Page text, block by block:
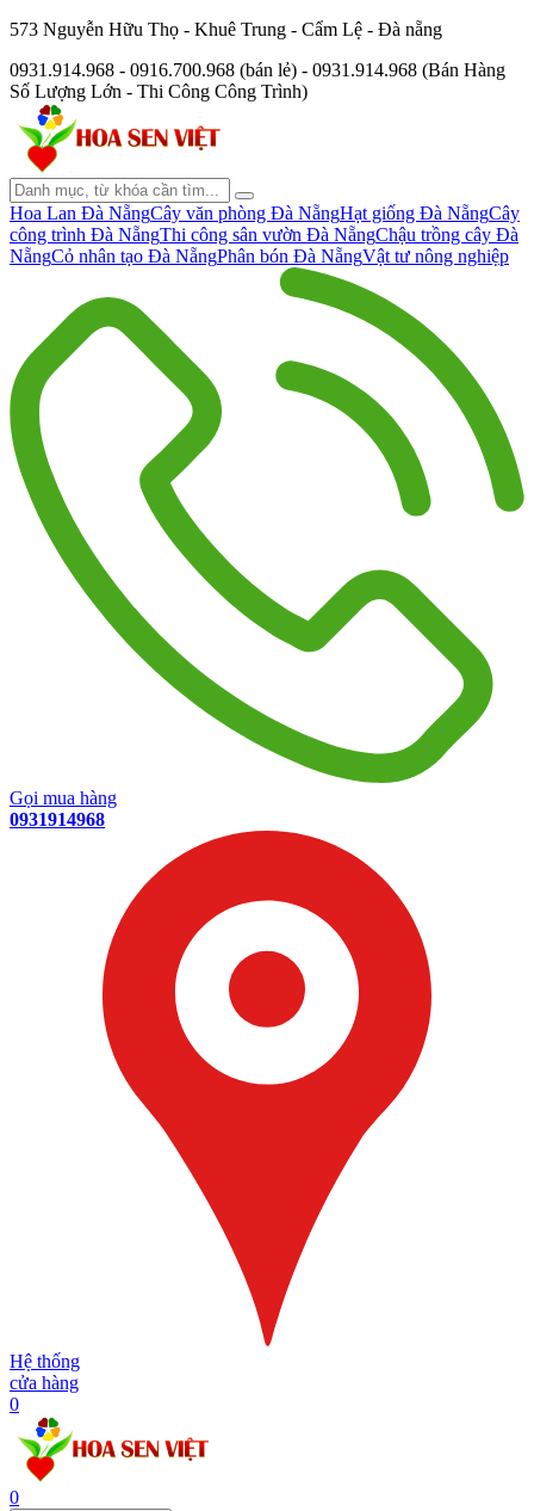
573 Nguyễn Hữu Thọ - Khuê Trung - Cẩm Lệ - Đà nẵng
0931.914.968 - 0916.700.968 (bán lẻ) - 0931.914.968 (Bán Hàng
Số Lượng Lớn - Thi Công Công Trình)
Hoa Lan Đà NẵngCây văn phòng Đà NẵngHạt giống Đà NẵngCây
công trình Đà NẵngThi công sân vườn Đà NẵngChậu trồng cây Đà
NẵngCỏ nhân tạo Đà NẵngPhân bón Đà NẵngVật tư nông nghiệp
Gọi mua hàng
0931914968
Hệ thống
cửa hàng
0
0